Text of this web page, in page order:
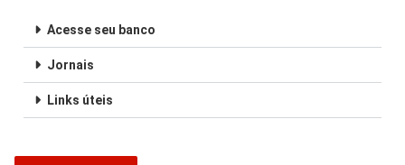
Acesse seu banco
Jornais
Links úteis